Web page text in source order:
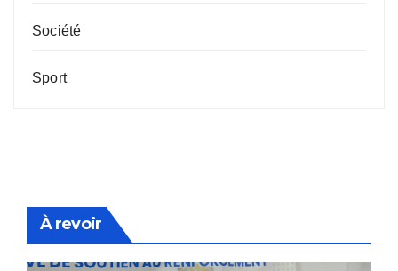
Société
Sport
À revoir